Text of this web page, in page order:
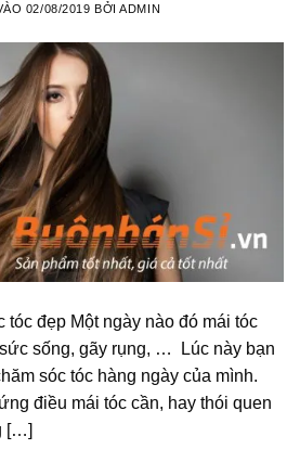
02/08/2019 BỞIADMIN
tóc đẹp Một ngày nào đó mái tóc
sống, gãy rụng, … Lúc này bạn
sóc tóc hàng ngày của mình.
điều mái tóc cần, hay thói quen
[…]